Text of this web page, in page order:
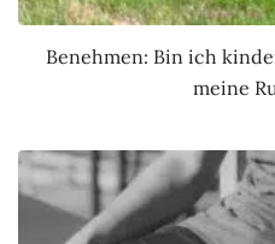
Benehmen: Bin ich
meine